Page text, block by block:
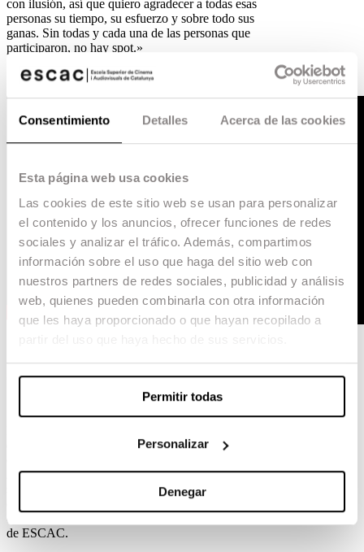
Consentimiento Detalles Acerca de las cookies
Esta página web usa cookies
Las cookies de este sitio web se usan para personalizar
el contenido y los anuncios, ofrecer funciones de redes
sociales y analizar el tráfico. Además, compartimos
información sobre el uso que haga del sitio web con
nuestros partners de redes sociales, publicidad y análisis
web, quienes pueden combinarla con otra información
que les haya proporcionado o que hayan recopilado a
Permitir todas
Personalizar
Denegar
con ilusión, así que quiero agradecer a todas esas
personas su tiempo, su esfuerzo y sobre todo sus
ganas. Sin todas y cada una de las personas que
participaron, no hay spot.»
Sobre los autores
encargándolo a un nuevo talento recién surgido
2021 con su TFGEntreterrestres(2021)
seleccionado en festivales como Huesca (Premio
del Público), Sitges y BIFAN. Actualmente dirige
el departamento de producciones audiovisuales
de ESCAC.